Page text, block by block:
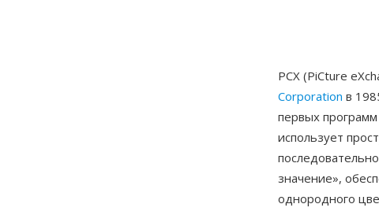
PCX (PiCture
Corporation в
первых
использует
значение»,
однородного